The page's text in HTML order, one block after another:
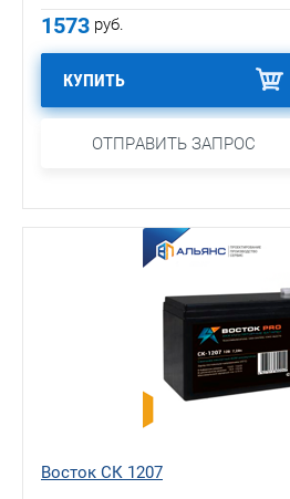
1573 руб.
КУПИТЬ
ОТПРАВИТЬ ЗАПРОС
Восток СК 1207